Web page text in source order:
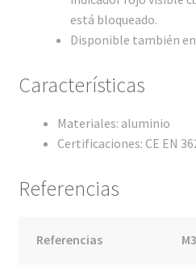
está bloqueado.
Disponible también
Características
Materiales: aluminio
Certificaciones: CE EN
Referencias
Referencias